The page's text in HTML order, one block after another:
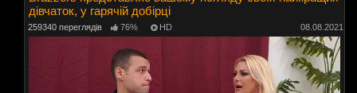
дівчаток, у гарячій добірці
259340 переглядів 76% HD 08.08.2021